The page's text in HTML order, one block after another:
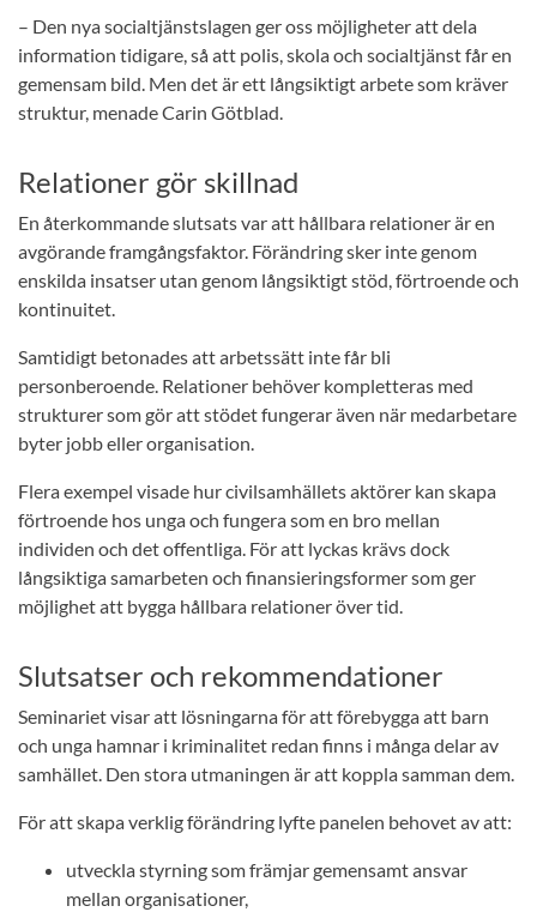
– Den nya socialtjänstslagen ger oss möjligheter att dela
information tidigare, så att polis, skola och socialtjänst får en
gemensam bild. Men det är ett långsiktigt arbete som kräver
struktur, menade Carin Götblad.
Relationer gör skillnad
En återkommande slutsats var att hållbara relationer är en
avgörande framgångsfaktor. Förändring sker inte genom
enskilda insatser utan genom långsiktigt stöd, förtroende och
kontinuitet.
Samtidigt betonades att arbetssätt inte får bli
personberoende. Relationer behöver kompletteras med
strukturer som gör att stödet fungerar även när medarbetare
byter jobb eller organisation.
Flera exempel visade hur civilsamhällets aktörer kan skapa
förtroende hos unga och fungera som en bro mellan
individen och det offentliga. För att lyckas krävs dock
långsiktiga samarbeten och finansieringsformer som ger
möjlighet att bygga hållbara relationer över tid.
Slutsatser och rekommendationer
Seminariet visar att lösningarna för att förebygga att barn
och unga hamnar i kriminalitet redan finns i många delar av
samhället. Den stora utmaningen är att koppla samman dem.
För att skapa verklig förändring lyfte panelen behovet av att:
utveckla styrning som främjar gemensamt ansvar
mellan organisationer,